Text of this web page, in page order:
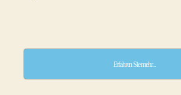
Erfahren Sie mehr...